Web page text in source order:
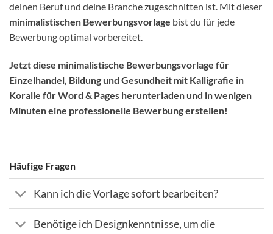
deinen Beruf und deine Branche zugeschnitten ist. Mit dieser
minimalistischen Bewerbungsvorlage bist du für jede
Bewerbung optimal vorbereitet.
Jetzt diese minimalistische Bewerbungsvorlage für
Einzelhandel, Bildung und Gesundheit mit Kalligrafie in
Koralle für Word & Pages herunterladen und in wenigen
Minuten eine professionelle Bewerbung erstellen!
Häufige Fragen
Kann ich die Vorlage sofort bearbeiten?
Benötige ich Designkenntnisse, um die